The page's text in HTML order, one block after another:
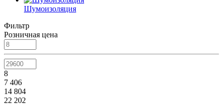
Шумоизоляция
Фильтр
Розничная цена
8
7 406
14 804
22 202